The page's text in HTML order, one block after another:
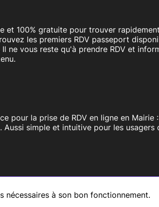
nécessaires à son bon fonctionnement.
et 100% gratuite pour trouver
les premiers RDV passeport
ne vous reste qu'à prendre RDV et
pour la prise de RDV en ligne en Mairie
simple et intuitive pour les usagers